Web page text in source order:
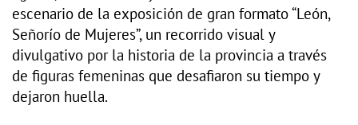
escenario de la exposición de gran formato “León,
Señorío de Mujeres”, un recorrido visual y
divulgativo por la historia de la provincia a través
de figuras femeninas que desafiaron su tiempo y
dejaron huella.